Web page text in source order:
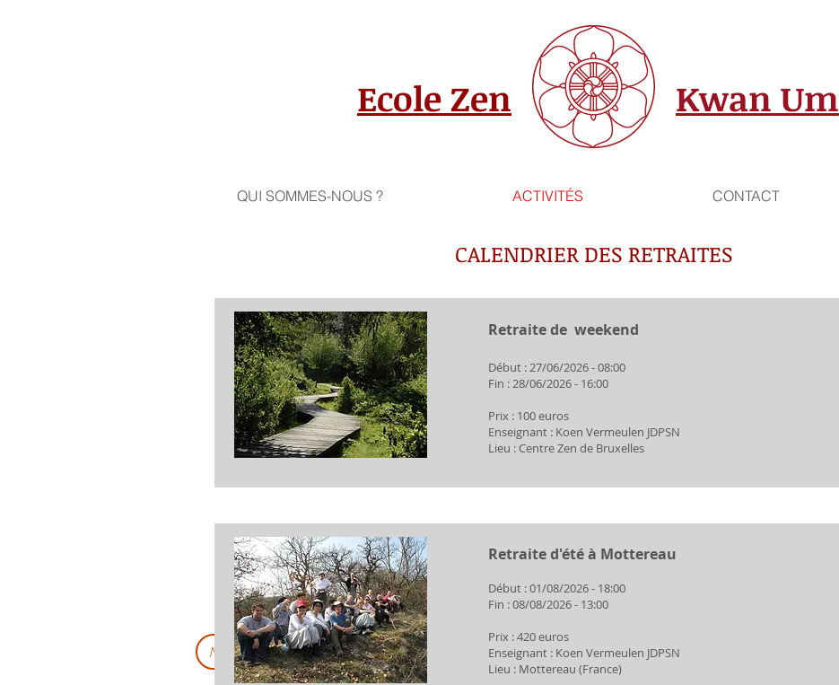
Ecole Zen Kwan Um
QUI SOMMES-NOUS ? ACTIVITÉS CONTACT
CALENDRIER DES RETRAITES
Mail : Inscription - info
Retraite de weekend
Début : 27/06/2026 - 08:00
Fin : 28/06/2026 - 16:00
Prix : 100 euros
Enseignant : Koen Vermeulen JDPSN
Lieu : Centre Zen de Bruxelles
Retraite d'été à Mottereau
Début : 01/08/2026 - 18:00
Fin : 08/08/2026 - 13:00
Prix : 420 euros
Enseignant : Koen Vermeulen JDPSN
Lieu : Mottereau (France)